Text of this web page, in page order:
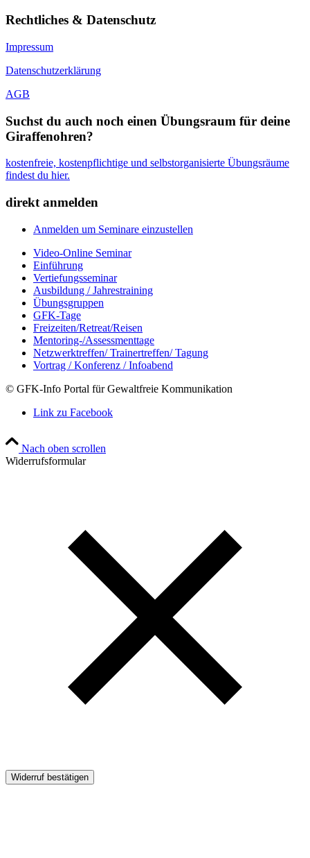
Rechtliches & Datenschutz
Impressum
Datenschutzerklärung
AGB
Suchst du auch noch einen Übungsraum für deine
Giraffenohren?
kostenfreie, kostenpflichtige und selbstorganisierte Übungsräume
findest du hier.
direkt anmelden
Anmelden um Seminare einzustellen
Video-Online Seminar
Einführung
Vertiefungsseminar
Ausbildung / Jahrestraining
Übungsgruppen
GFK-Tage
Freizeiten/Retreat/Reisen
Mentoring-/Assessmenttage
Netzwerktreffen/ Trainertreffen/ Tagung
Vortrag / Konferenz / Infoabend
© GFK-Info Portal für Gewaltfreie Kommunikation
Link zu Facebook
Nach oben scrollen
Widerrufsformular
Widerruf bestätigen